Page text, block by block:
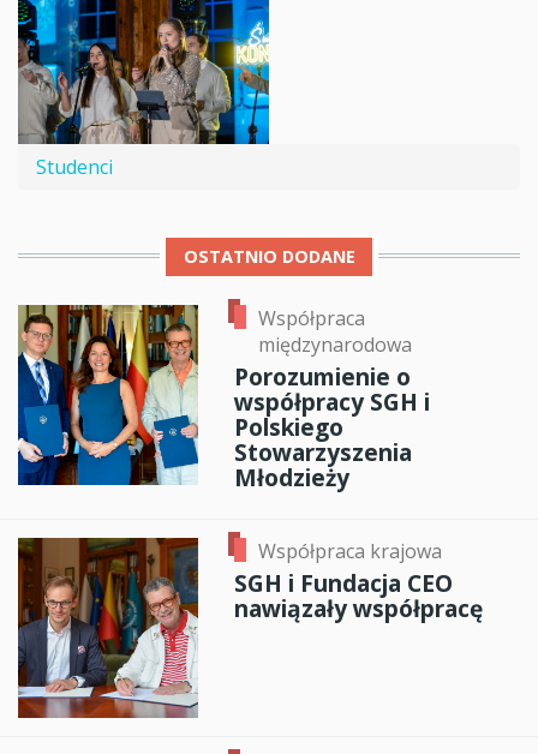
Studenci
OSTATNIO DODANE
Współpraca
międzynarodowa
Porozumienie o
współpracy SGH i
Polskiego
Stowarzyszenia
Młodzieży
Współpraca krajowa
SGH i Fundacja CEO
nawiązały współpracę